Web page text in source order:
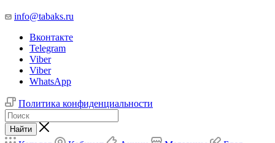
info@tabaks.ru
Вконтакте
Telegram
Viber
Viber
WhatsApp
Политика конфиденциальности
Найти